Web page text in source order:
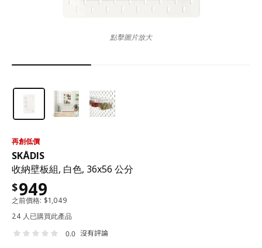
再創低價
SKÅDIS
收納壁板組, 白色, 36x56 公分
$949
之前價格: $1,049
24 人已購買此產品
0.0 沒有評論
點擊圖片放大